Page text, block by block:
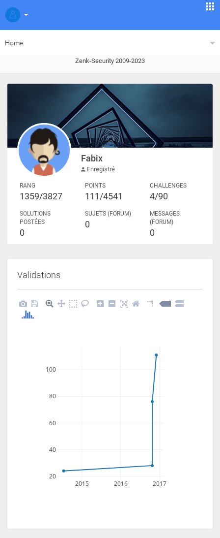
Home
Zenk-Security 2009-2023
Fabix
Enregistré
RANG
1359/3827
POINTS
111/4541
CHALLENGES
4/90
SOLUTIONS
POSTÉES
0
SUJETS (FORUM)
0
MESSAGES
(FORUM)
0
Validations
2015 2016 2017
20
40
60
80
100